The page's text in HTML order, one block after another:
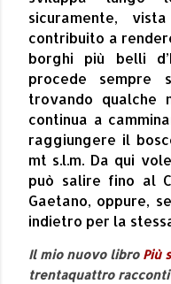
sicuramente,
contribuito a
borghi più belli
procede sempre
trovando qualche
continua a
raggiungere il
mt s.l.m. Da qui
può salire fino al
Gaetano, oppure,
indietro per la
Il mio nuovo libro Più
trentaquattro racconti